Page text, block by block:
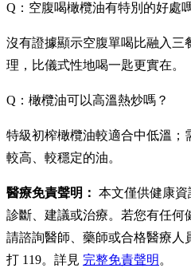
Q：空腹喝橄欖油有特別的好處
沒有證據顯示空腹單喝比融入三
理，比儀式性地喝一匙更實在。
Q：橄欖油可以高溫熱炒嗎？
特級初榨橄欖油較適合中低溫；
較高、較穩定的油。
醫療免責聲明： 本文僅供健康
診斷、建議或治療。若您有任何
請諮詢醫師、藥師或合格醫療人
打 119。詳見 完整免責聲明。